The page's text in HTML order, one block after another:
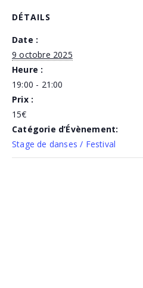
DÉTAILS
Date :
9 octobre 2025
Heure :
19:00 - 21:00
Prix :
15€
Catégorie d’Évènement:
Stage de danses / Festival